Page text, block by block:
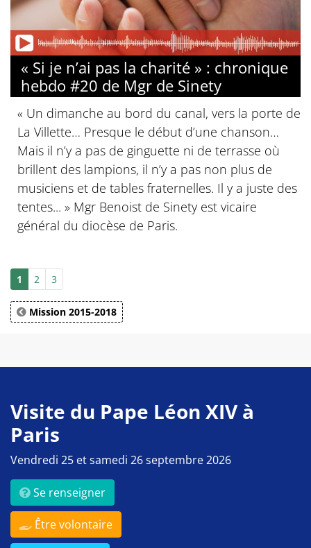
« Si je n’ai pas la charité » : chronique
hebdo #20 de Mgr de Sinety
« Un dimanche au bord du canal, vers la porte de
La Villette… Presque le début d’une chanson…
Mais il n’y a pas de ginguette ni de terrasse où
brillent des lampions, il n’y a pas non plus de
musiciens et de tables fraternelles. Il y a juste des
tentes... » Mgr Benoist de Sinety est vicaire
général du diocèse de Paris.
1 2 3
Mission 2015-2018
Visite du Pape Léon XIV à
Paris
Vendredi 25 et samedi 26 septembre 2026
Se renseigner
Être volontaire